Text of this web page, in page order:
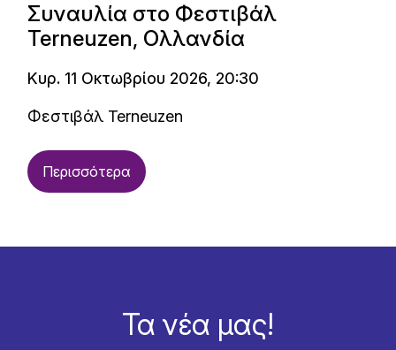
Συναυλία στο Φεστιβάλ
Terneuzen, Ολλανδία
Κυρ. 11 Οκτωβρίου 2026, 20:30
Φεστιβάλ Terneuzen
Περισσότερα
Τα νέα μας!